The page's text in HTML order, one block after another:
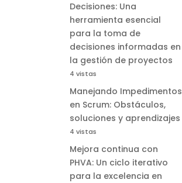
Decisiones: Una
herramienta esencial
para la toma de
decisiones informadas en
la gestión de proyectos
4 vistas
Manejando Impedimentos
en Scrum: Obstáculos,
soluciones y aprendizajes
4 vistas
Mejora continua con
PHVA: Un ciclo iterativo
para la excelencia en